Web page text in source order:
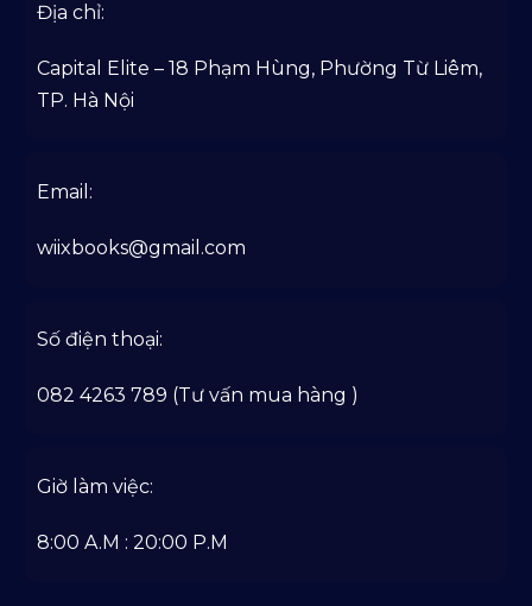
Địa chỉ:
Capital Elite – 18 Phạm Hùng, Phường Từ Liêm,
TP. Hà Nội
Email:
wiixbooks@gmail.com
Số điện thoại:
082 4263 789 (Tư vấn mua hàng )
Giờ làm việc:
8:00 A.M : 20:00 P.M